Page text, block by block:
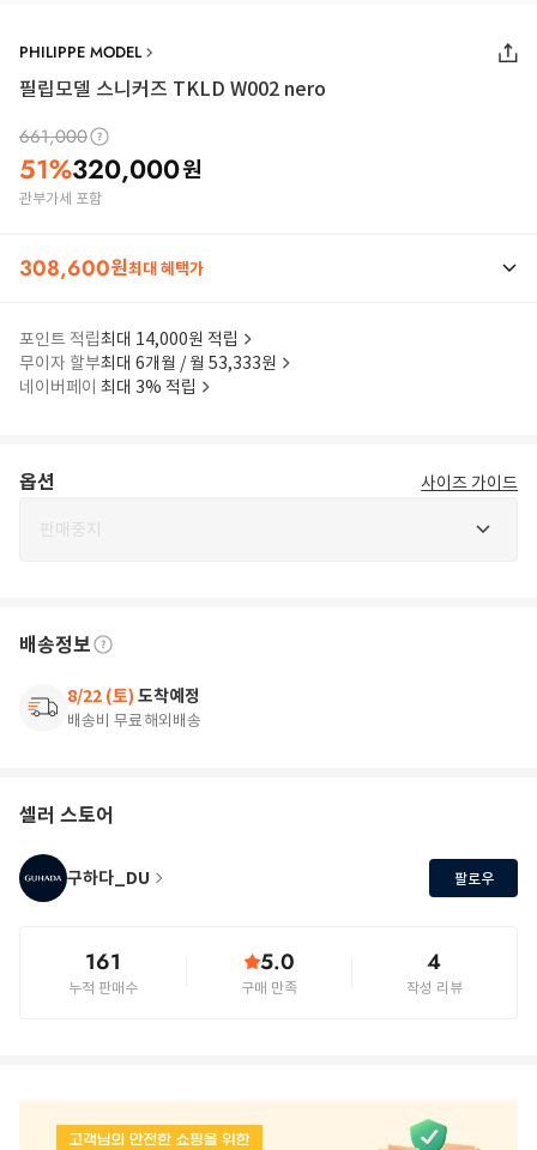
PHILIPPE MODEL
필립모델 스니커즈 TKLD W002 nero
661,000
51%320,000원
관부가세 포함
308,600원최대 혜택가
포인트 적립최대 14,000원 적립
무이자 할부최대 6개월 / 월 53,333원
네이버페이 최대 3% 적립
옵션 사이즈 가이드
판매중지
배송정보
8/22 (토) 도착예정
배송비 무료해외배송
셀러 스토어
구하다_DU 팔로우
161
누적 판매수
5.0
구매 만족
4
작성 리뷰